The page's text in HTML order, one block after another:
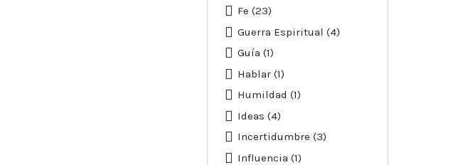
Fe (23)
Guerra Espiritual (4)
Guía (1)
Hablar(1)
Humildad (1)
Ideas (4)
Incertidumbre (3)
Influencia (1)